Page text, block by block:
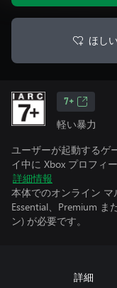
ほし
7+
軽い暴力
ユーザーが起動するゲ
イ中に Xbox プロフィ
詳細情報
本体でのオンライン マ
Essential、Premium ま
ン) が必要です。
詳細